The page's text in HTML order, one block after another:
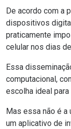
De acordo com a
dispositivos
praticamente
celular nos dias
Essa
computacional,
escolha ideal
Mas essa não é a
um aplicativo de